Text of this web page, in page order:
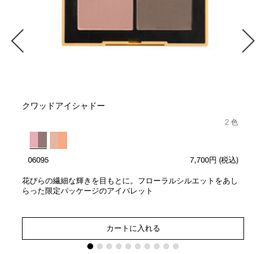
クワッドアイシャドー
2 色
06095 7,700円 (税込)
花びらの繊細な輝きを目もとに。フローラルシルエットをあし
らった限定パッケージのアイパレット
カートに入れる